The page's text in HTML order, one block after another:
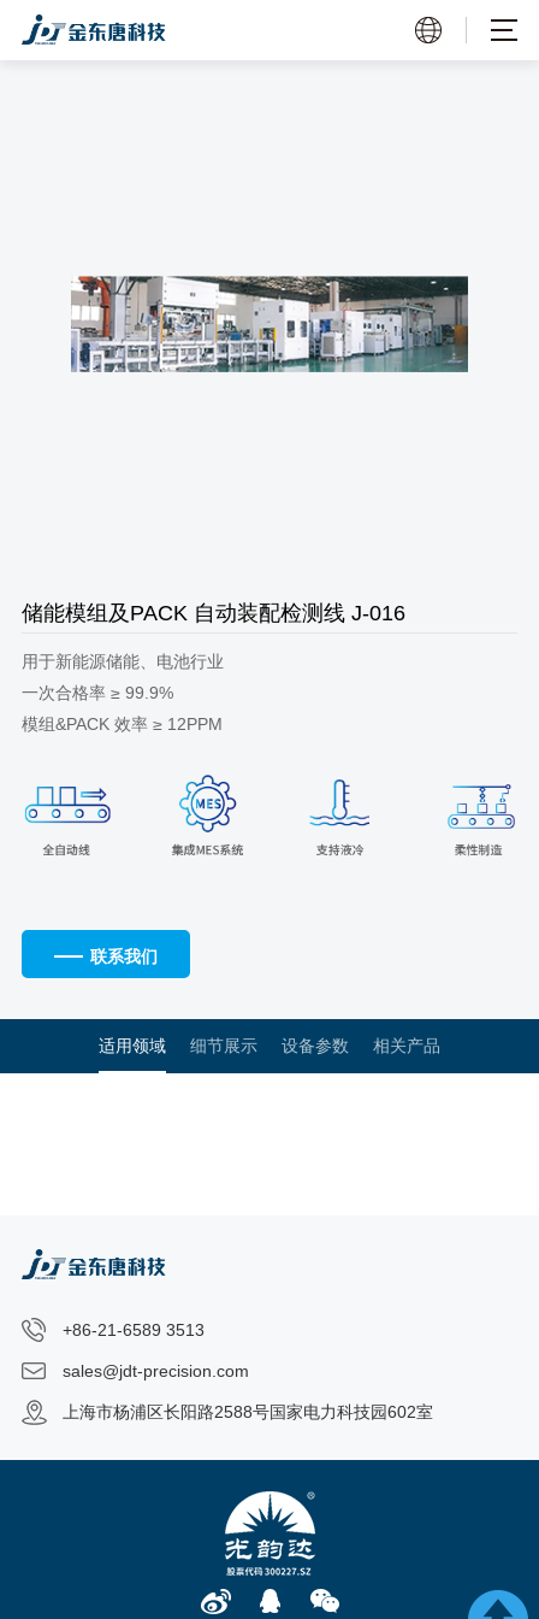
储能模组及PACK 自动装配检测线 J-016
用于新能源储能、电池行业
一次合格率 ≥ 99.9%
模组&PACK 效率 ≥ 12PPM
联系我们
适用领域 细节展示 设备参数 相关产品
+86-21-6589 3513
sales@jdt-precision.com
上海市杨浦区长阳路2588号国家电力科技园602室